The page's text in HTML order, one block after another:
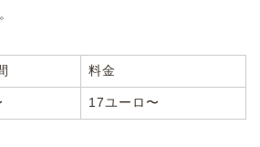
料金
17ユーロ〜